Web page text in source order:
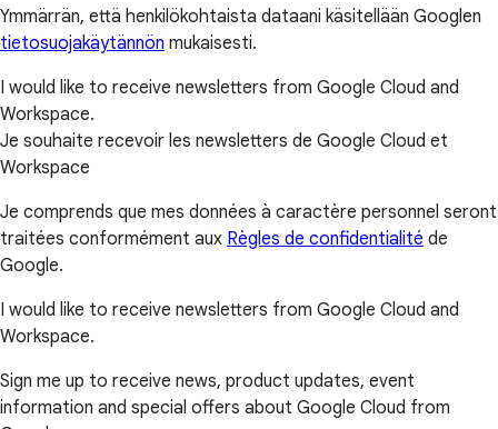
Ymmärrän, että henkilökohtaista dataani käsitellään Googlen
tietosuojakäytännön mukaisesti.
I would like to receive newsletters from Google Cloud and
Workspace.
Je souhaite recevoir les newsletters de Google Cloud et
Workspace
Je comprends que mes données à caractère personnel seront
traitées conformément aux Règles de confidentialité de
Google.
I would like to receive newsletters from Google Cloud and
Workspace.
Sign me up to receive news, product updates, event
information and special offers about Google Cloud from